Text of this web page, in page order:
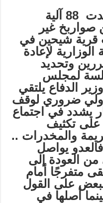
اليونيفيل قالت انها ؤصدت 88 آلية
صواربخ غير
شيحين في
لإعادة
وتحديد
لمجلس
وزير الدفاع يلتقي
ضروري لوقف
يشدد في اجتماع
تكثيف
والمخدرات ..
يواصل
من العودة إلى
متفرجًا أمام
على القول
أصلها في